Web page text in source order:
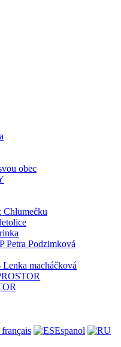
obec
Chlumečku
Petra Podzimková
Lenka macháčková
Espanol